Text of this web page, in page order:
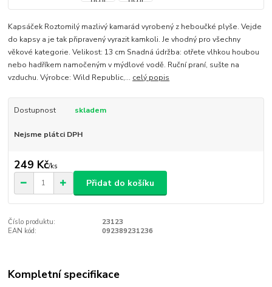
Kapsáček Roztomilý mazlivý kamarád vyrobený z heboučké plyše. Vejde
do kapsy a je tak připravený vyrazit kamkoli. Je vhodný pro všechny
věkové kategorie. Velikost: 13 cm Snadná údržba: otřete vlhkou houbou
nebo hadříkem namočeným v mýdlové vodě. Ruční praní, sušte na
vzduchu. Výrobce: Wild Republic,... celý popis
Dostupnost skladem
Nejsme plátci DPH
249 Kč/ks
Přidat do košíku
Číslo produktu:
23123
EAN kód:
092389231236
Kompletní specifikace